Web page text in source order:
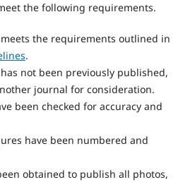
the following requirements.
the requirements outlined in
.
not been previously published,
journal for consideration.
been checked for accuracy and
have been numbered and
obtained to publish all photos,